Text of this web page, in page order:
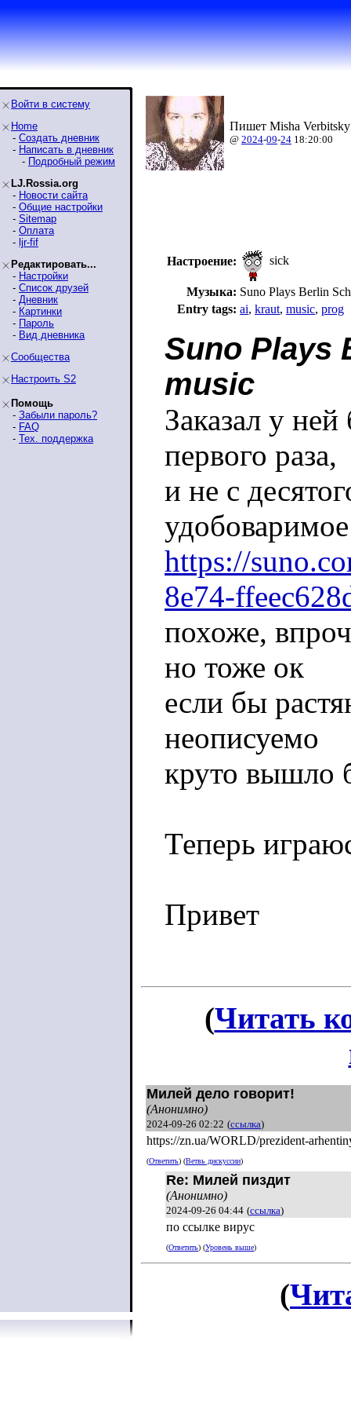
Войти в систему
Home
- Создать дневник
- Написать в дневник
- Подробный режим
LJ.Rossia.org
- Новости сайта
- Общие настройки
- Sitemap
- Оплата
- ljr-fif
Редактировать...
- Настройки
- Список друзей
- Дневник
- Картинки
- Пароль
- Вид дневника
Сообщества
Настроить S2
Помощь
- Забыли пароль?
- FAQ
- Тех. поддержка
Пишет Misha
@ 2024-09-24 18:20:00
Настроение: sick
Музыка: Suno Plays Berlin
Entry tags: ai, kraut, music, prog
Suno Plays
music
Заказал у
первого раза,
и не с
удобоваримое
https://
8e74-
похоже,
но тоже ок
если бы
неописуемо
круто вышло
Теперь
Привет
(Читать
Милей дело говорит!
(Анонимно)
2024-09-26 02:22 (ссылка)
https://zn.ua/WORLD/prezident-
(Ответить) (Ветвь дискуссии)
Re: Милей пиздит
(Анонимно)
2024-09-26 04:44 (ссылка)
по ссылке вирус
(Ответить) (Уровень выше)
(